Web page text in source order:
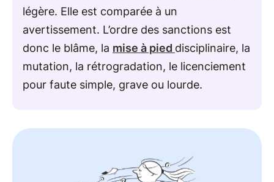
légère. Elle est comparée à un
avertissement. L’ordre des sanctions est
donc le blâme, la mise à pied disciplinaire, la
mutation, la rétrogradation, le licenciement
pour faute simple, grave ou lourde.